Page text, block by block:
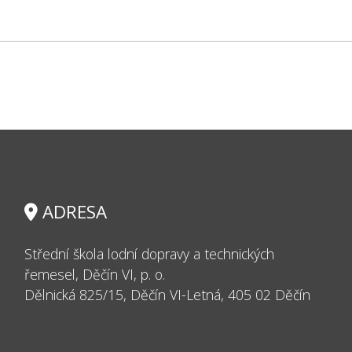
ADRESA
Střední škola lodní dopravy a technických
řemesel, Děčín VI, p. o.
Dělnická 825/15, Děčín VI-Letná, 405 02 Děčín